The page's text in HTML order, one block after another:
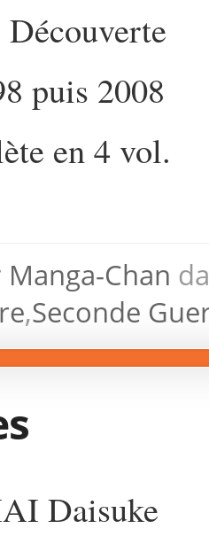
puis 2008
en 4 vol.
Manga-Chan
,Seconde
Daisuke